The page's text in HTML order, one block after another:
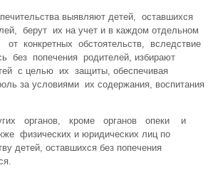
выявляют детей, оставшихся
берут их на учет и в каждом отдельном
от конкретных обстоятельств, вследствие
без попечения родителей, избирают
с целью их защиты, обеспечивая
за условиями их содержания, воспитания
органов, кроме органов опеки и
физических и юридических лиц по
детей, оставшихся без попечения